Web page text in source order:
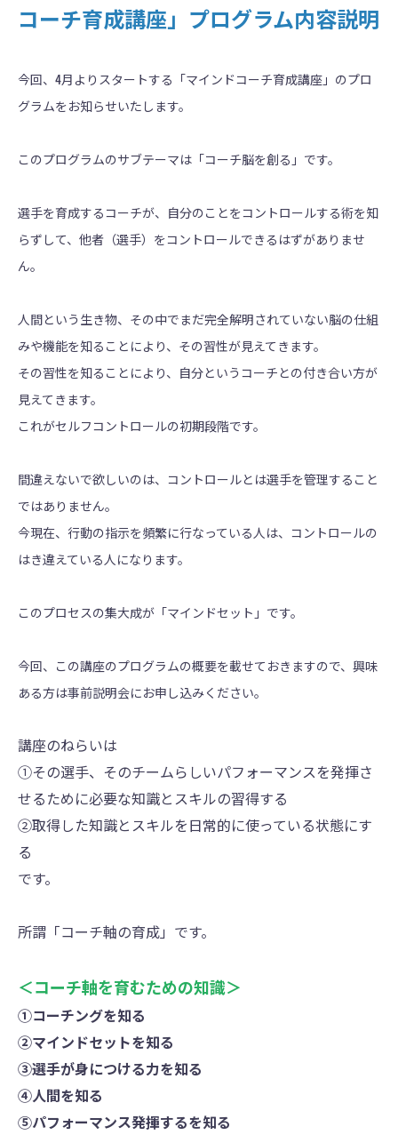
コーチ育成講座」プログラム内容説明
今回、4月よりスタートする「マインドコーチ育成講座」のプロ
グラムをお知らせいたします。
このプログラムのサブテーマは「コーチ脳を創る」です。
選手を育成するコーチが、自分のことをコントロールする術を知
らずして、他者（選手）をコントロールできるはずがありませ
ん。
人間という生き物、その中でまだ完全解明されていない脳の仕組
みや機能を知ることにより、その習性が見えてきます。
その習性を知ることにより、自分というコーチとの付き合い方が
見えてきます。
これがセルフコントロールの初期段階です。
間違えないで欲しいのは、コントロールとは選手を管理すること
ではありません。
今現在、行動の指示を頻繁に行なっている人は、コントロールの
はき違えている人になります。
このプロセスの集大成が「マインドセット」です。
今回、この講座のプログラムの概要を載せておきますので、興味
ある方は事前説明会にお申し込みください。
講座のねらいは
①その選手、そのチームらしいパフォーマンスを発揮さ
せるために必要な知識とスキルの習得する
②取得した知識とスキルを日常的に使っている状態にす
る
です。
所謂「コーチ軸の育成」です。
＜コーチ軸を育むための知識＞
①コーチングを知る
②マインドセットを知る
③選手が身につける力を知る
④人間を知る
⑤パフォーマンス発揮するを知る